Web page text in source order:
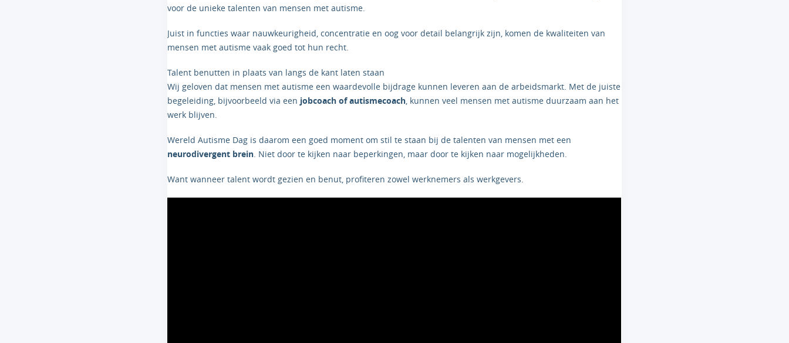
voor de unieke talenten van mensen met autisme.
Juist in functies waar nauwkeurigheid, concentratie en oog voor detail belangrijk zijn, komen de kwaliteiten van
mensen met autisme vaak goed tot hun recht.
Talent benutten in plaats van langs de kant laten staan
Wij geloven dat mensen met autisme een waardevolle bijdrage kunnen leveren aan de arbeidsmarkt. Met de juiste
begeleiding, bijvoorbeeld via een jobcoach of autismecoach , kunnen veel mensen met autisme duurzaam aan het
werk blijven.
Wereld Autisme Dag is daarom een goed moment om stil te staan bij de talenten van mensen met een
neurodivergent brein . Niet door te kijken naar beperkingen, maar door te kijken naar mogelijkheden.
Want wanneer talent wordt gezien en benut, profiteren zowel werknemers als werkgevers.